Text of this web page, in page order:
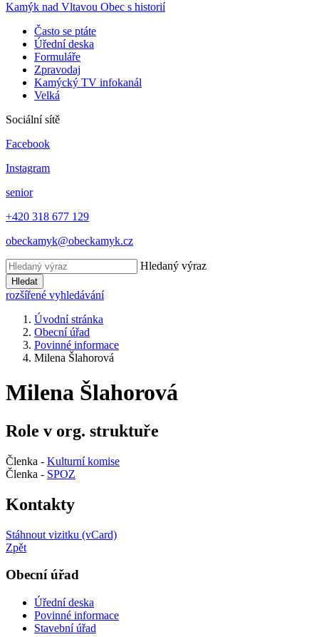
Kamýk nad Vltavou Obec s historií
Často se ptáte
Úřední deska
Formuláře
Zpravodaj
Kamýcký TV infokanál
Velká
Sociální sítě
Facebook
Instagram
senior
+420 318 677 129
obeckamyk@obeckamyk.cz
Hledaný výraz
Hledat
rozšířené vyhledávání
Úvodní stránka
Obecní úřad
Povinné informace
Milena Šlahorová
Milena Šlahorová
Role v org. struktuře
Členka - Kulturní komise
Členka - SPOZ
Kontakty
Stáhnout vizitku (vCard)
Zpět
Obecní úřad
Úřední deska
Povinné informace
Stavební úřad